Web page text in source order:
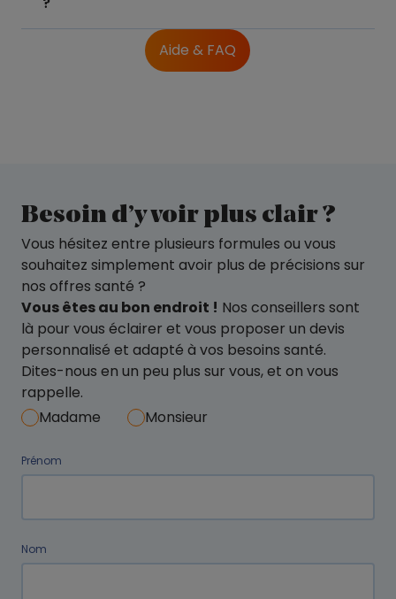
Aide & FAQ
Besoin d’y voir plus clair ?
Vous hésitez entre plusieurs formules ou vous
souhaitez simplement avoir plus de précisions sur
nos offres santé ?
Vous êtes au bon endroit ! Nos conseillers sont
là pour vous éclairer et vous proposer un devis
personnalisé et adapté à vos besoins santé.
Dites-nous en un peu plus sur vous, et on vous
rappelle.
Madame
Monsieur
Prénom
Nom